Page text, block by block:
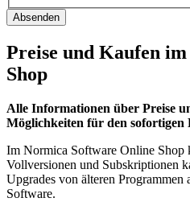
Preise und Kaufen
Shop
Alle Informationen über Preise
Möglichkeiten für den sofortigen
Im Normica Software Online Shop
Vollversionen und Subskriptionen
Upgrades von älteren
Software.